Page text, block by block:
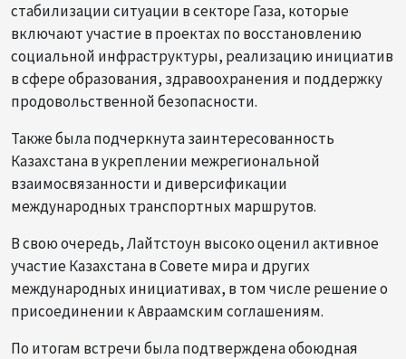
стабилизации ситуации в секторе Газа, которые
включают участие в проектах по восстановлению
социальной инфраструктуры, реализацию инициатив
в сфере образования, здравоохранения и поддержку
продовольственной безопасности.
Также была подчеркнута заинтересованность
Казахстана в укреплении межрегиональной
взаимосвязанности и диверсификации
международных транспортных маршрутов.
В свою очередь, Лайтстоун высоко оценил активное
участие Казахстана в Совете мира и других
международных инициативах, в том числе решение о
присоединении к Авраамским соглашениям.
По итогам встречи была подтверждена обоюдная